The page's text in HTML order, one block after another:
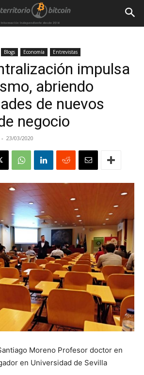
Blogs Economía Entrevistas
impulsa
abriendo
de nuevos
negocio
- 23/03/2020
Moreno Profesor doctor en
en Universidad de Sevilla